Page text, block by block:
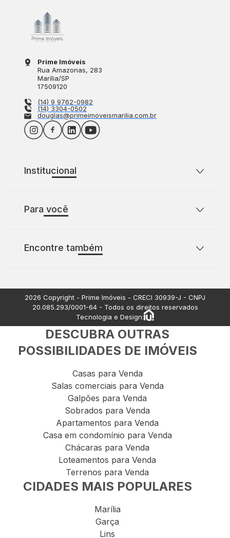
Prime Imóveis
Rua Amazonas, 283
Marília/SP
17509120
(14) 9 9762-0982
(14) 3304-0502
douglas@primeimoveismarilia.com.br
Institucional
Política de Privacidade
Para você
Casas para comprar com 3 quartos
Encontre também
Apartamentos à venda
2026 Copyright - Prime Imóveis - CRECI 30939-J - CNPJ
20.085.293/0001-64- Todos os direitos reservados
Tecnologia e Design:
DESCUBRA OUTRAS
POSSIBILIDADES DE IMÓVEIS
Casas para Venda
Salas comerciais para Venda
Galpões para Venda
Sobrados para Venda
Apartamentos para Venda
Casa em condomínio para Venda
Chácaras para Venda
Loteamentos para Venda
Terrenos para Venda
CIDADES MAIS POPULARES
Marília
Garça
Lins